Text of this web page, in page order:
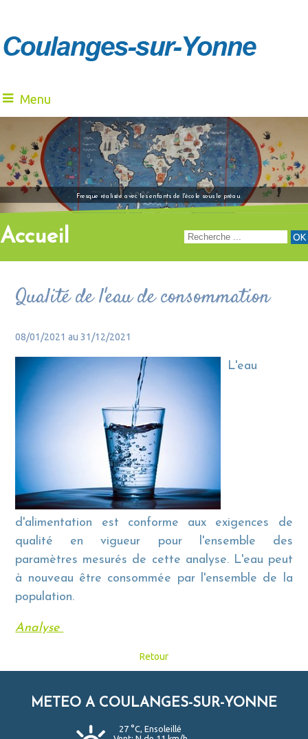
Menu
Fresque réalisée avec les enfants de l'école sous le préau
"Venez à notre
Accueil
Qualité de l'eau de consommation
08/01/2021 au 31/12/2021
L'eau
d'alimentation est conforme aux exigences de
qualité en vigueur pour l'ensemble des
paramètres mesurés de cette analyse. L'eau peut
à nouveau être consommée par l'ensemble de la
population.
Analyse
Retour
METEO A COULANGES-SUR-YONNE
27 °C, Ensoleillé